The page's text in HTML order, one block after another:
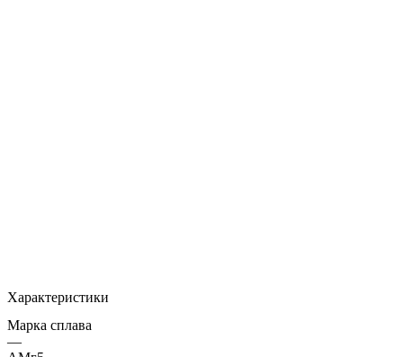
Характеристики
Марка сплава
—